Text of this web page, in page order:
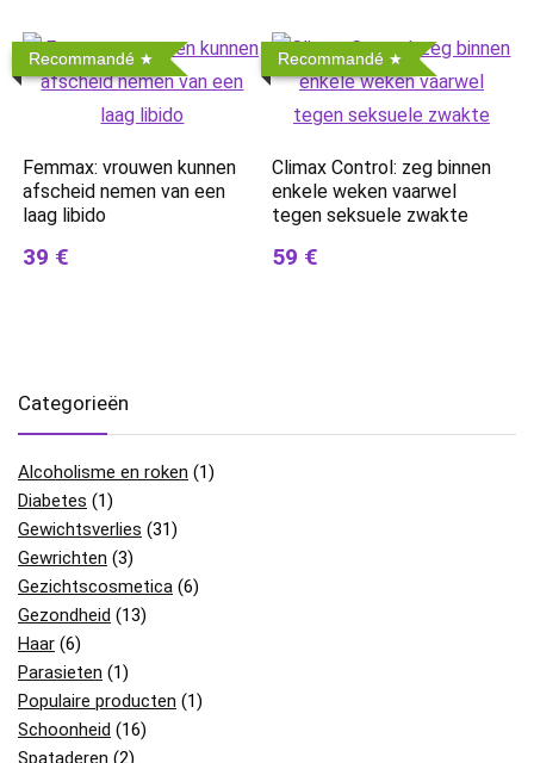
Recommandé
Femmax: vrouwen kunnen
afscheid nemen van een
laag libido
39 €
Recommandé
Climax Control: zeg binnen
enkele weken vaarwel
tegen seksuele zwakte
59 €
Categorieën
Alcoholisme en roken (1)
Diabetes (1)
Gewichtsverlies (31)
Gewrichten (3)
Gezichtscosmetica (6)
Gezondheid (13)
Haar (6)
Parasieten (1)
Populaire producten (1)
Schoonheid (16)
Spataderen (2)